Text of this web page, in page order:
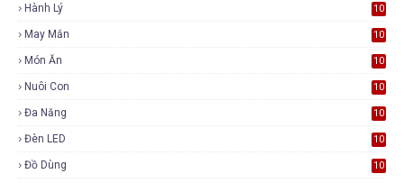
Hành Lý 10
May Mắn 10
Món Ăn 10
Nuôi Con 10
Đa Năng 10
Đèn LED 10
Đồ Dùng 10